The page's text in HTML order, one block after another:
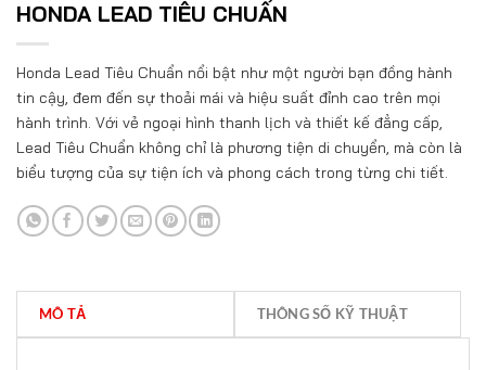
HONDA LEAD TIÊU CHUẨN
Honda Lead Tiêu Chuẩn nổi bật như một người bạn đồng hành
tin cậy, đem đến sự thoải mái và hiệu suất đỉnh cao trên mọi
hành trình. Với vẻ ngoại hình thanh lịch và thiết kế đẳng cấp,
Lead Tiêu Chuẩn không chỉ là phương tiện di chuyển, mà còn là
biểu tượng của sự tiện ích và phong cách trong từng chi tiết.
MÔ TẢ THÔNG SỐ KỸ THUẬT